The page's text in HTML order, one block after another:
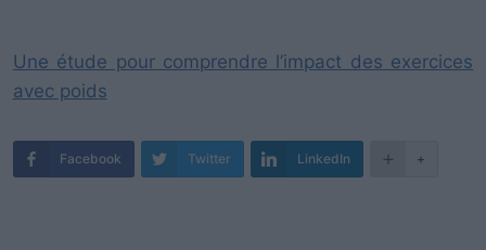
Une étude pour comprendre l’impact des exercices
avec poids
Facebook Twitter LinkedIn +